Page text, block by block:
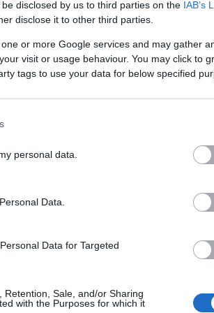
disclosed by us to third parties on the IAB’s
disclose it to other third parties.
or more Google services and may gather
visit or usage behaviour. You may click to
tags to use your data for below specified
personal data.
Data.
Data for Targeted
Sale, and/or Sharing
with the Purposes for which it
óta.
won't find
You
be fooled."
értékelni ezt az
a fenti bekezdésben
a nagy durranást.
ültem úgy 10
még?", hogy majd a
az utolsó jelentek
hogy
ebből mindenki
film a Felemelkedés, de
Mozi
A
A
A